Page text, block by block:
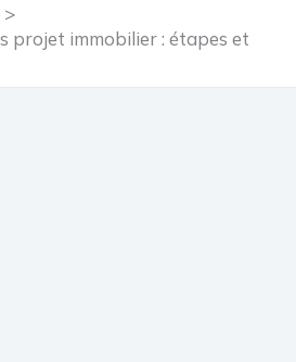
projet immobilier : étapes et